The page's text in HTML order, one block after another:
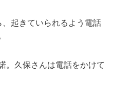
起きていられるよう電話
。久保さんは電話をかけて